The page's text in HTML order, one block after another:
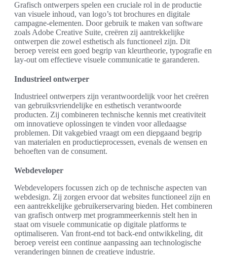
Grafisch ontwerpers spelen een cruciale rol in de productie
van visuele inhoud, van logo’s tot brochures en digitale
campagne-elementen. Door gebruik te maken van software
zoals Adobe Creative Suite, creëren zij aantrekkelijke
ontwerpen die zowel esthetisch als functioneel zijn. Dit
beroep vereist een goed begrip van kleurtheorie, typografie en
lay-out om effectieve visuele communicatie te garanderen.
Industrieel ontwerper
Industrieel ontwerpers zijn verantwoordelijk voor het creëren
van gebruiksvriendelijke en esthetisch verantwoorde
producten. Zij combineren technische kennis met creativiteit
om innovatieve oplossingen te vinden voor alledaagse
problemen. Dit vakgebied vraagt om een diepgaand begrip
van materialen en productieprocessen, evenals de wensen en
behoeften van de consument.
Webdeveloper
Webdevelopers focussen zich op de technische aspecten van
webdesign. Zij zorgen ervoor dat websites functioneel zijn en
een aantrekkelijke gebruikerservaring bieden. Het combineren
van grafisch ontwerp met programmeerkennis stelt hen in
staat om visuele communicatie op digitale platforms te
optimaliseren. Van front-end tot back-end ontwikkeling, dit
beroep vereist een continue aanpassing aan technologische
veranderingen binnen de creatieve industrie.